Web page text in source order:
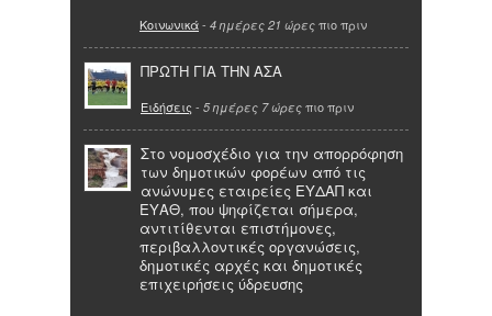
Κοινωνικά- 4 ημέρες 21 ώρες πιο πριν
ΠΡΩΤΗ ΓΙΑ ΤΗΝ ΑΣΑ
Ειδήσεις - 5 ημέρες 7 ώρες πιο πριν
Στο νομοσχέδιο για την απορρόφηση
των δημοτικών φορέων από τις
ανώνυμες εταιρείες ΕΥΔΑΠ και
ΕΥΑΘ, που ψηφίζεται σήμερα,
αντιτίθενται επιστήμονες,
περιβαλλοντικές οργανώσεις,
δημοτικές αρχές και δημοτικές
επιχειρήσεις ύδρευσης